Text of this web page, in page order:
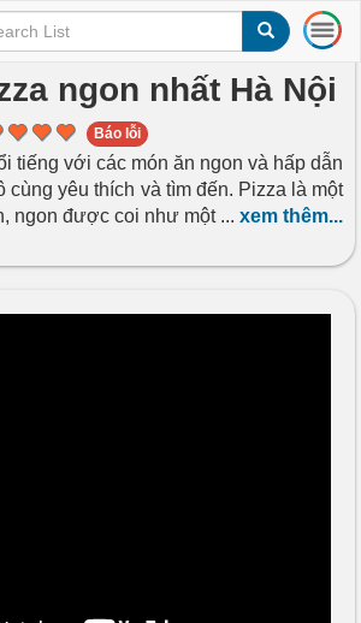
T
o
g
n
a
v
g
t
ngon nhất Hà Nội
Báo lỗi
tiếng với các món ăn ngon và hấp dẫn
yêu thích và tìm đến. Pizza là một
ngon được coi như một ... xem thêm...